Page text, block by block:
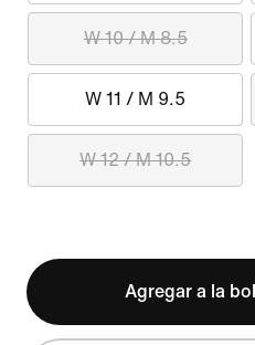
W 10 / M 8.5
W 11 / M 9.5
W 12 / M 10.5
Agregar a la